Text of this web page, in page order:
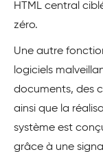
HTML central
zéro.
Une autre
logiciels
documents, des
ainsi que la
système est
grâce à une